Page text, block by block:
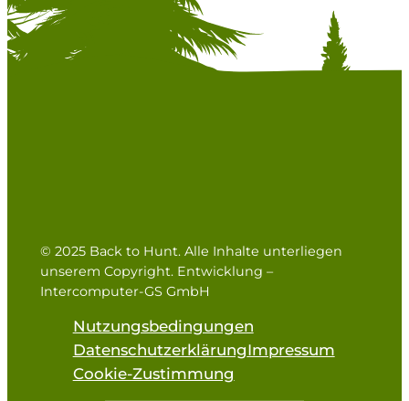
© 2025 Back to Hunt. Alle Inhalte unterliegen
unserem Copyright. Entwicklung –
Intercomputer-GS GmbH
Nutzungsbedingungen
DatenschutzerklärungImpressum
Cookie-Zustimmung